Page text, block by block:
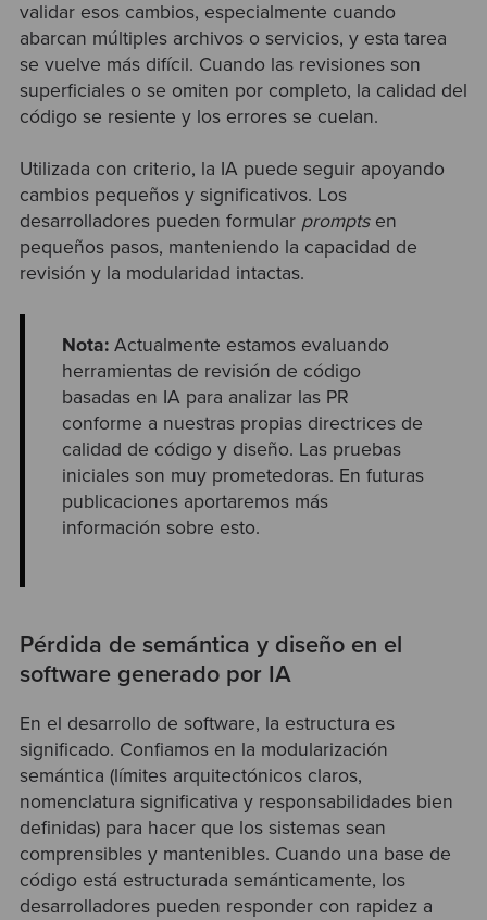
validar esos cambios, especialmente cuando
abarcan múltiples archivos o servicios, y esta tarea
se vuelve más difícil. Cuando las revisiones son
superficiales o se omiten por completo, la calidad del
código se resiente y los errores se cuelan.
Utilizada con criterio, la IA puede seguir apoyando
cambios pequeños y significativos. Los
desarrolladores pueden formular promptsen
pequeños pasos, manteniendo la capacidad de
revisión y la modularidad intactas.
Nota:Actualmente estamos evaluando
herramientas de revisión de código
basadas en IA para analizar las PR
conforme a nuestras propias directrices de
calidad de código y diseño. Las pruebas
iniciales son muy prometedoras. En futuras
publicaciones aportaremos más
información sobre esto.
Pérdida de semántica y diseño en el
software generado por IA
En el desarrollo de software, la estructura es
significado. Confiamos en la modularización
semántica (límites arquitectónicos claros,
nomenclatura significativa y responsabilidades bien
definidas) para hacer que los sistemas sean
comprensibles y mantenibles. Cuando una base de
código está estructurada semánticamente, los
desarrolladores pueden responder con rapidez a